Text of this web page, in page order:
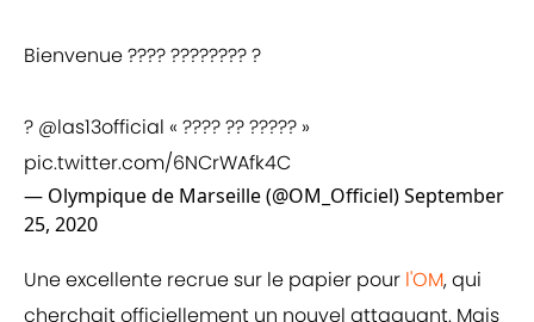
Bienvenue ???? ???????? ?
? @las13official « ???? ?? ????? »
pic.twitter.com/6NCrWAfk4C
— Olympique de Marseille (@OM_Officiel)September
25, 2020
Une excellente recrue sur le papier pour l'OM, qui
cherchait officiellement un nouvel attaquant. Mais